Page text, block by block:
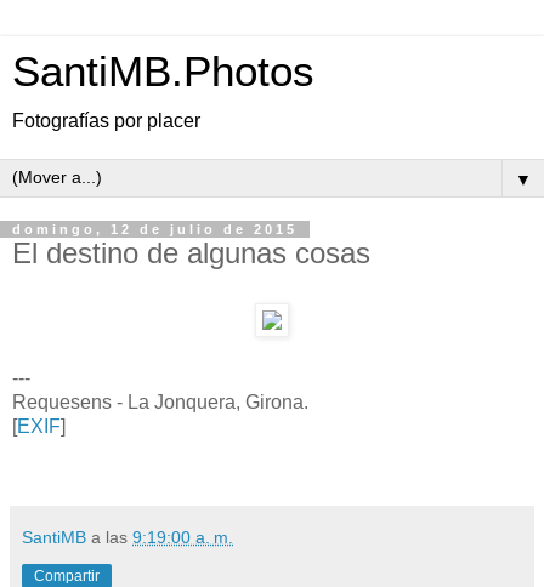
SantiMB.Photos
Fotografías por placer
▼
domingo, 12 de julio de 2015
El destino de algunas cosas
---
Requesens - La Jonquera, Girona.
[EXIF]
SantiMB a las 9:19:00 a. m.
Compartir